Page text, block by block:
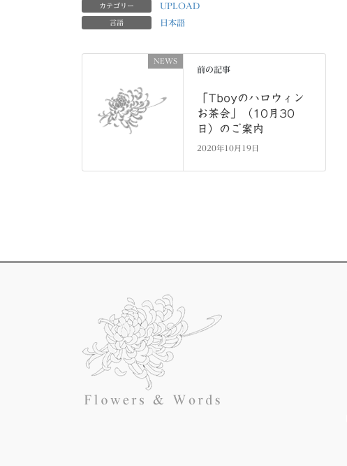
カテゴリー UPLOAD
言語 日本語
NEWS
前の記事
「Tboyのハロウィン
お茶会」（10月30
日）のご案内
2020年10月19日